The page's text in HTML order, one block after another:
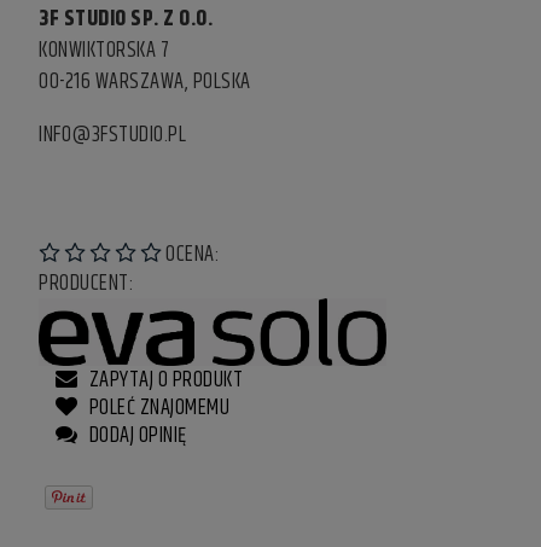
3F STUDIO SP. Z O.O.
KONWIKTORSKA 7
00-216 WARSZAWA, POLSKA
INFO@3FSTUDIO.PL
OCENA:
PRODUCENT:
ZAPYTAJ O PRODUKT
POLEĆ ZNAJOMEMU
DODAJ OPINIĘ